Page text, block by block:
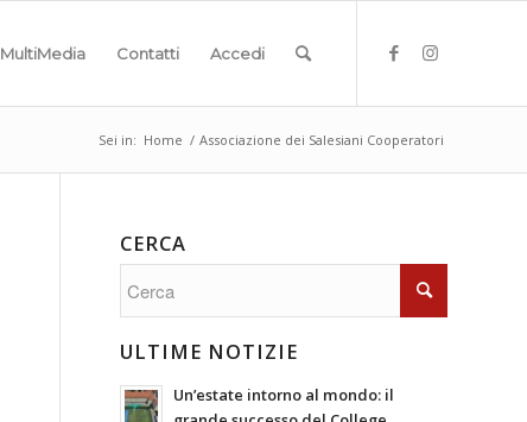
MultiMedia Contatti Accedi
Sei in: Home / Associazione dei Salesiani Cooperatori
CERCA
ULTIME NOTIZIE
Un’estate intorno al mondo: il